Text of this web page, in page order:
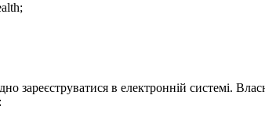
зареєструватися в електронній системі.